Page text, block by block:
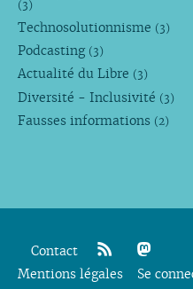
(3)
Technosolutionnisme (3)
Podcasting (3)
Actualité du Libre (3)
Diversité - Inclusivité (3)
Fausses informations (2)
Contact
rss mastodon
Mentions légales Se